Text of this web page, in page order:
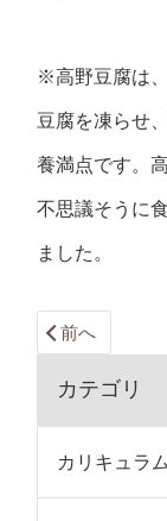
※高野豆腐は
豆腐を凍らせ
養満点です。
不思議そうに
ました。
前へ
カテゴリ
カリキュラム